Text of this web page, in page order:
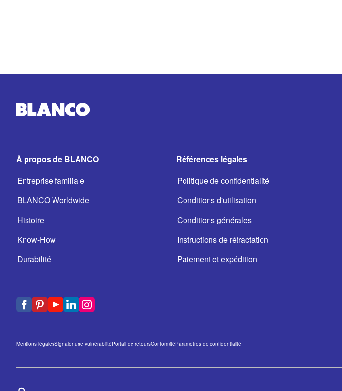
À propos de BLANCO
Entreprise familiale
BLANCO Worldwide
Histoire
Know-How
Durabilité
Références légales
Politique de confidentialité
Conditions d'utilisation
Conditions générales
Instructions de rétractation
Paiement et expédition
Mentions légalesSignaler une vulnérabilitéPortail de retoursConformitéParamètres de confidentialité